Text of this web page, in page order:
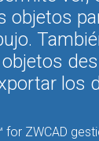
objetos
los
for ZWCAD